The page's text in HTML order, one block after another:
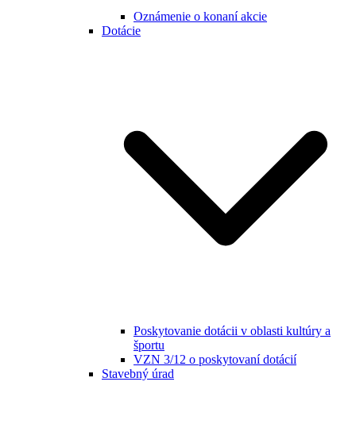
Oznámenie o konaní akcie
Dotácie
Poskytovanie dotácii v oblasti kultúry a
športu
VZN 3/12 o poskytovaní dotácií
Stavebný úrad